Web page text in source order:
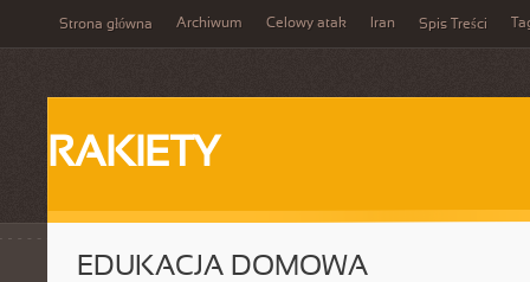
Strona główna Archiwum Celowy atak Iran Spis Treści
RAKIETY
EDUKACJA DOMOWA